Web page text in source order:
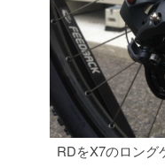
RDをX7のロング